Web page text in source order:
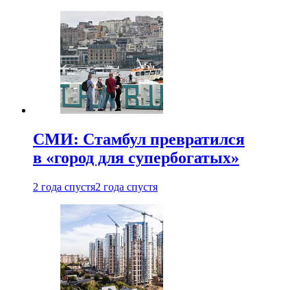
СМИ: Стамбул превратился
в «город для супербогатых»
2 года спустя2 года спустя